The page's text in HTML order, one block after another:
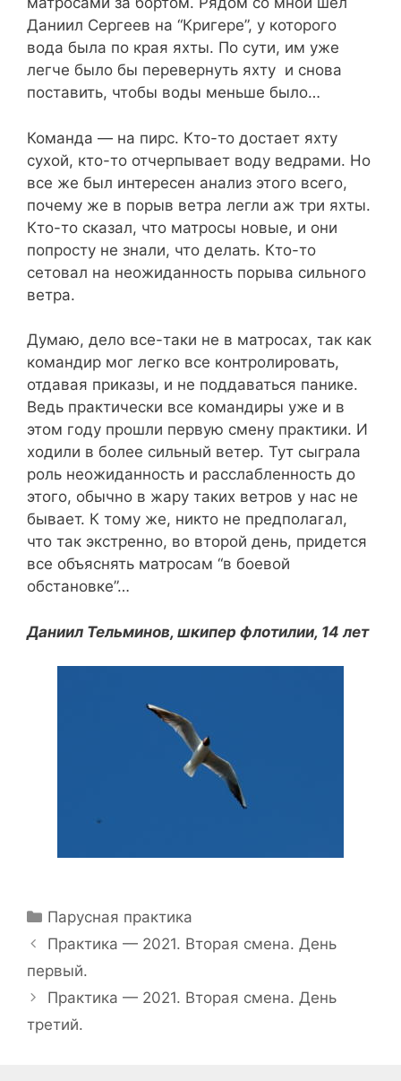
Даниил Сергеев на “Кригере”, у которого
вода была по края яхты. По сути, им уже
легче было бы перевернуть яхту и снова
поставить, чтобы воды меньше было…
Команда — на пирс. Кто-то достает яхту
сухой, кто-то отчерпывает воду ведрами. Но
все же был интересен анализ этого всего,
почему же в порыв ветра легли аж три яхты.
Кто-то сказал, что матросы новые, и они
попросту не знали, что делать. Кто-то
сетовал на неожиданность порыва сильного
ветра.
Думаю, дело все-таки не в матросах, так как
командир мог легко все контролировать,
отдавая приказы, и не поддаваться панике.
Ведь практически все командиры уже и в
этом году прошли первую смену практики. И
ходили в более сильный ветер. Тут сыграла
роль неожиданность и расслабленность до
этого, обычно в жару таких ветров у нас не
бывает. К тому же, никто не предполагал,
что так экстренно, во второй день, придется
все объяснять матросам “в боевой
обстановке”…
Даниил Тельминов, шкипер флотилии, 14 лет
Рубрики
Парусная практика
Навигация
записи
Практика — 2021. Вторая смена. День
первый.
Практика — 2021. Вторая смена. День
третий.